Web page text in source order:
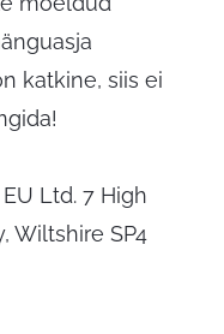
katkine, siis ei
Ltd. 7 High
Wiltshire SP4